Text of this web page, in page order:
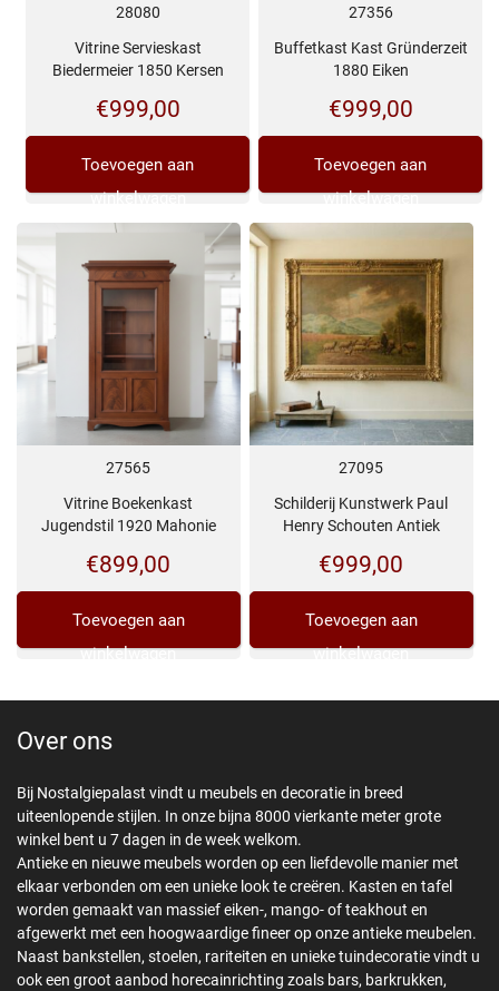
28080
Vitrine Servieskast
Biedermeier 1850 Kersen
€999,00
Toevoegen aan
winkelwagen
27356
Buffetkast Kast Gründerzeit
1880 Eiken
€999,00
Toevoegen aan
winkelwagen
27565
Vitrine Boekenkast
Jugendstil 1920 Mahonie
€899,00
Toevoegen aan
winkelwagen
27095
Schilderij Kunstwerk Paul
Henry Schouten Antiek
€999,00
Toevoegen aan
winkelwagen
Over ons
Bij Nostalgiepalast vindt u meubels en decoratie in breed
uiteenlopende stijlen. In onze bijna 8000 vierkante meter grote
winkel bent u 7 dagen in de week welkom.
Antieke en nieuwe meubels worden op een liefdevolle manier met
elkaar verbonden om een unieke look te creëren. Kasten en tafel
worden gemaakt van massief eiken-, mango- of teakhout en
afgewerkt met een hoogwaardige fineer op onze antieke meubelen.
Naast bankstellen, stoelen, rariteiten en unieke tuindecoratie vindt u
ook een groot aanbod horecainrichting zoals bars, barkrukken,